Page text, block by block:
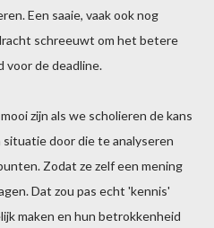
Een saaie, vaak ook nog
schreeuwt om het betere
voor de deadline.
zijn als we scholieren de kans
door die te analyseren
Zodat ze zelf een mening
Dat zou pas echt 'kennis'
maken en hun betrokkenheid